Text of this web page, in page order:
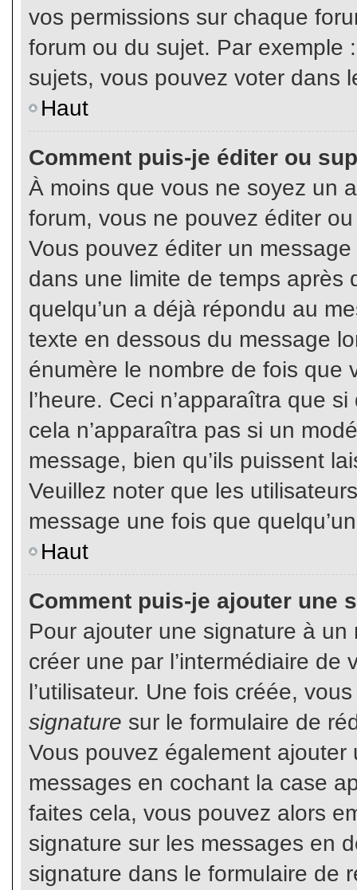
vos permissions sur chaque
forum ou du sujet. Par exemple
sujets, vous pouvez voter dans
Haut
Comment puis-je éditer ou
À moins que vous ne soyez un
forum, vous ne pouvez éditer
Vous pouvez éditer un
dans une limite de temps après
quelqu’un a déjà répondu au
texte en dessous du message
énumère le nombre de fois que
l’heure. Ceci n’apparaîtra que
cela n’apparaîtra pas si un
message, bien qu’ils puissent
Veuillez noter que les
message une fois que
Haut
Comment puis-je ajouter une
Pour ajouter une signature à un
créer une par l’intermédiaire
l’utilisateur. Une fois créée,
signature sur le formulaire de
Vous pouvez également
messages en cochant la case
faites cela, vous pouvez alors
signature sur les messages en
signature dans le formulaire de